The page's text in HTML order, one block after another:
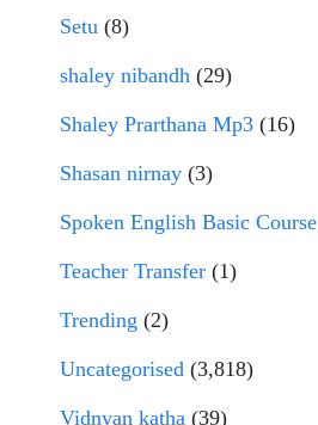
Setu (8)
shaley nibandh (29)
Shaley Prarthana Mp3 (16)
Shasan nirnay (3)
Spoken English Basic Course
Teacher Transfer (1)
Trending (2)
Uncategorised (3,818)
Vidnyan katha (39)